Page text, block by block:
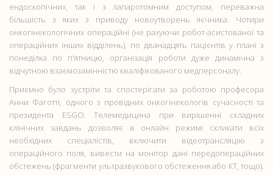
ендоскопічних, так і з лапаротомним доступом, переважна
більшість з яких з приводу новоутворень яєчника. Чотири
онкогінекологічних операційні (не рахуючи робот-асистованої та
операційних інших відділень), по дванадцять пацієнтів у плані з
понеділка по п'ятницю, організація роботи дуже динамічна з
відчутною взаємозамінністю кваліфікованого медперсоналу.
Приємно було зустріти та спостерігати за роботою професора
Анни Фаготті, одного з провідних онкогінекологів сучасності та
президента ESGO. Телемедицина при вирішенні складних
клінічних завдань дозволяє в онлайн режимі скликати всіх
необхідних спеціалістів, включити відеотрансляцію з
операційного поля, вивести на монітор дані передопераційних
обстежень (фрагменти ультразвукового обстеження або КТ, тощо).